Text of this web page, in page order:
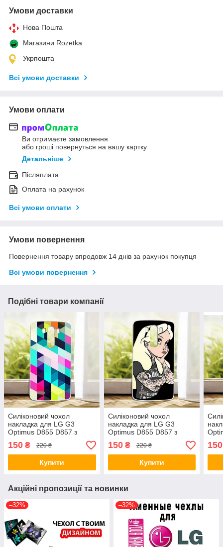
Умови доставки
Нова Пошта
Магазини Rozetka
Укрпошта
Всі умови доставки
Умови оплати
Ви отримаєте замовлення
або гроші повернуться на вашу картку
Детальніше
Післяплата
Оплата на рахунок
Всі умови оплати
Умови повернення
Повернення товару впродовж 14 днів за рахунок покупця
Всі умови повернення
Подібні товари компанії
Силіконовий чохол
накладка для LG G3
Optimus D855 D857 з
малюнком Ромби
150 ₴ 220 ₴
Купити
Силіконовий чохол
накладка для LG G3
Optimus D855 D857 з
малюнком Попелюшка
150₴ 220 ₴
Купити
150
Акційні пропозиції та новинки
–32% –32%